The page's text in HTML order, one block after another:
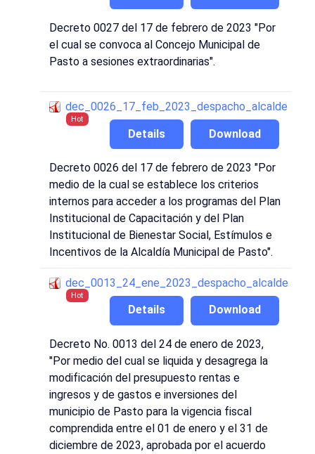
Decreto 0027 del 17 de febrero de 2023 "Por
el cual se convoca al Concejo Municipal de
Pasto a sesiones extraordinarias".
dec_0026_17_feb_2023_despacho_alcalde
Hot
Download
Details
Decreto 0026 del 17 de febrero de 2023 "Por
medio de la cual se establece los criterios
internos para acceder a los programas del Plan
Institucional de Capacitación y del Plan
Institucional de Bienestar Social, Estímulos e
Incentivos de la Alcaldía Municipal de Pasto".
dec_0013_24_ene_2023_despacho_alcalde
Hot
Download
Details
Decreto No. 0013 del 24 de enero de 2023,
"Por medio del cual se liquida y desagrega la
modificación del presupuesto rentas e
ingresos y de gastos e inversiones del
municipio de Pasto para la vigencia fiscal
comprendida entre el 01 de enero y el 31 de
diciembre de 2023, aprobada por el acuerdo